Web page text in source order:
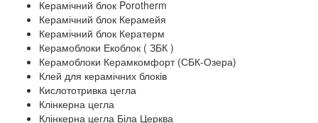
Керамічний блок Porotherm
Керамічний блок Керамейя
Керамічний блок Кератерм
Керамоблоки Екоблок ( ЗБК )
Керамоблоки Керамкомфорт (СБК-Озера)
Клей для керамічних блоків
Кислототривка цегла
Клінкерна цегла
Клінкерна цегла Біла Церква